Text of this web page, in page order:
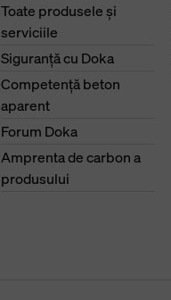
Toate produsele şi
serviciile
Siguranţă cu Doka
Competenţă beton
aparent
Forum Doka
Amprenta de carbon a
produsului